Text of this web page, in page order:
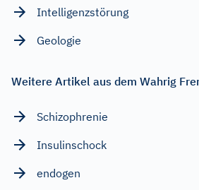
Intelligenzstörung
Geologie
Weitere Artikel aus dem Wahrig
Schizophrenie
Insulinschock
endogen